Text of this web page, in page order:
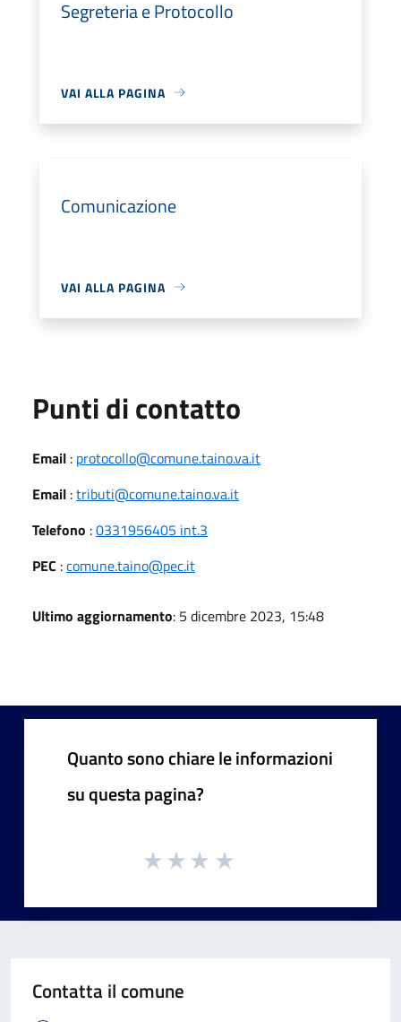
Segreteria e Protocollo
VAI ALLA PAGINA
Comunicazione
VAI ALLA PAGINA
Punti di contatto
Email : protocollo@comune.taino.va.it
Email :tributi@comune.taino.va.it
Telefono :0331956405 int.3
PEC :comune.taino@pec.it
Ultimo aggiornamento: 5 dicembre 2023, 15:48
Quanto sono chiare le informazioni
su questa pagina?
Contatta il comune